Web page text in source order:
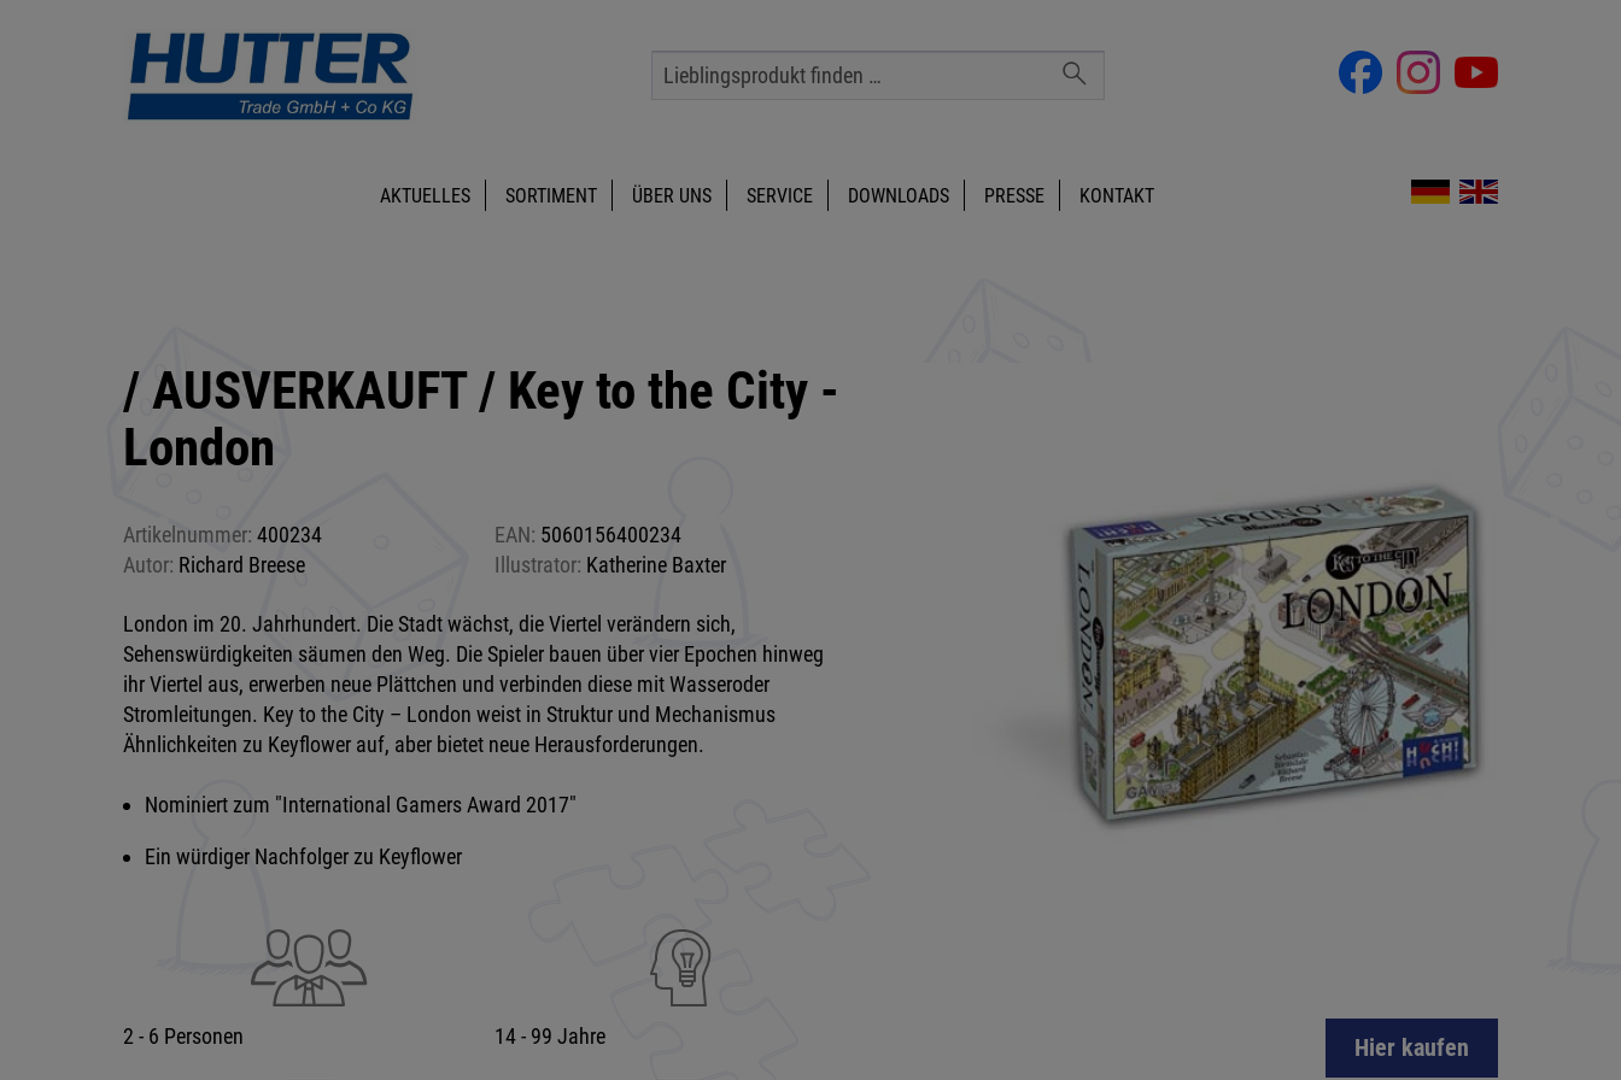
AKTUELLES SORTIMENT ÜBER UNS SERVICE DOWNLOADS PRESSE KONTAKT
/ AUSVERKAUFT / Key to the City -
London
Artikelnummer: 400234 EAN: 5060156400234
Autor: Richard Breese Illustrator: Katherine Baxter
London im 20. Jahrhundert. Die Stadt wächst, die Viertel verändern sich,
Sehenswürdigkeiten säumen den Weg. Die Spieler bauen über vier Epochen hinweg
ihr Viertel aus, erwerben neue Plättchen und verbinden diese mit Wasseroder
Stromleitungen. Key to the City – London weist in Struktur und Mechanismus
Ähnlichkeiten zu Keyflower auf, aber bietet neue Herausforderungen.
Nominiert zum "International Gamers Award 2017"
Ein würdiger Nachfolger zu Keyflower
2 - 6 Personen 14 - 99 Jahre Hier kaufen